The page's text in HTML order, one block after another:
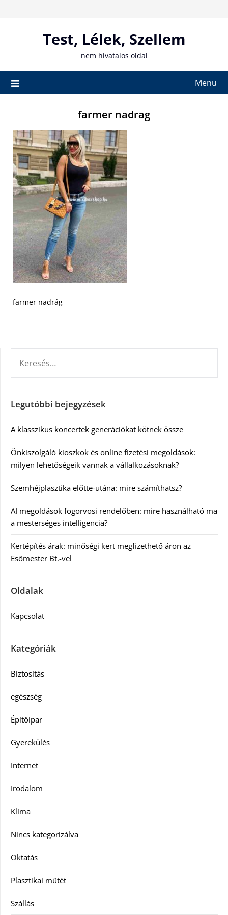
Test, Lélek, Szellem
nem hivatalos oldal
Menu
farmer nadrag
farmer nadrág
Legutóbbi bejegyzések
A klasszikus koncertek generációkat kötnek össze
Önkiszolgáló kioszkok és online fizetési megoldások:
milyen lehetőségeik vannak a vállalkozásoknak?
Szemhéjplasztika előtte-utána: mire számíthatsz?
AI megoldások fogorvosi rendelőben: mire használható ma
a mesterséges intelligencia?
Kertépítés árak: minőségi kert megfizethető áron az
Esőmester Bt.-vel
Oldalak
Kapcsolat
Kategóriák
Biztosítás
egészség
Építőipar
Gyerekülés
Internet
Irodalom
Klíma
Nincs kategorizálva
Oktatás
Plasztikai műtét
Szállás